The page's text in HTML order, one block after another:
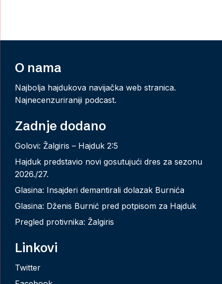
O nama
Najbolja hajdukova navijačka web stranica.
Najnecenzuriraniji podcast.
Zadnje dodano
Golovi: Žalgiris – Hajduk 2:5
Hajduk predstavio novi gosutujući dres za sezonu
2026./27.
Glasina: Insajderi demantirali dolazak Burnića
Glasina: Dženis Burnić pred potpisom za Hajduk
Pregled protivnika: Žalgiris
Linkovi
Twitter